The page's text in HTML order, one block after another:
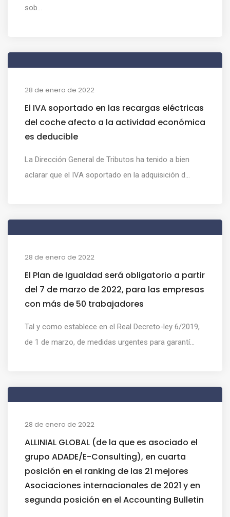
sob...
28 de enero de 2022
El IVA soportado en las recargas eléctricas
del coche afecto a la actividad económica
es deducible
La Dirección General de Tributos ha tenido a bien
aclarar que el IVA soportado en la adquisición d...
28 de enero de 2022
El Plan de Igualdad será obligatorio a partir
del 7 de marzo de 2022, para las empresas
con más de 50 trabajadores
Tal y como establece en el Real Decreto-ley 6/2019,
de 1 de marzo, de medidas urgentes para garantí...
28 de enero de 2022
ALLINIAL GLOBAL (de la que es asociado el
grupo ADADE/E-Consulting), en cuarta
posición en el ranking de las 21 mejores
Asociaciones internacionales de 2021 y en
segunda posición en el Accounting Bulletin